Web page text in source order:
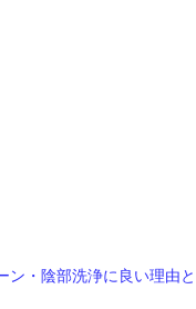
ン・陰部洗浄に良い理由と